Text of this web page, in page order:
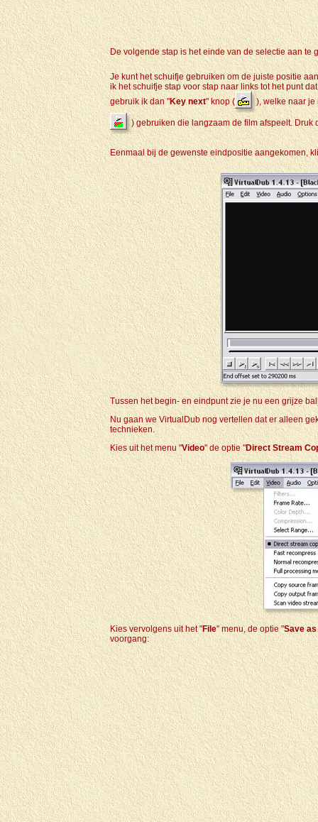
De volgende stap is het einde van de selectie aan te
Je kunt het schuifje gebruiken om de juiste positie
ik het schuifje stap voor stap naar links tot het punt
gebruik ik dan "Key next" knop ( ), welke naar je
) gebruiken die langzaam de film afspeelt. Druk
Eenmaal bij de gewenste eindpositie aangekomen,
Tussen het begin- en eindpunt zie je nu een grijze
Nu gaan we VirtualDub nog vertellen dat er alleen
technieken.
Kies uit het menu "Video" de optie "Direct Stream
Kies vervolgens uit het "File" menu, de optie "Save as
voorgang: